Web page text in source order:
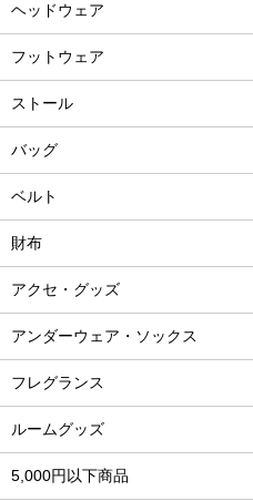
ヘッドウェア
フットウェア
ストール
バッグ
ベルト
財布
アクセ・グッズ
アンダーウェア・ソックス
フレグランス
ルームグッズ
5,000円以下商品